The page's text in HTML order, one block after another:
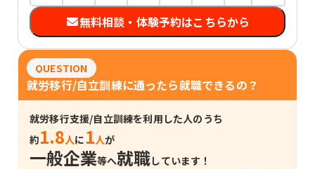
無料相談・体験予約はこちらから
QUESTION
就労移行/自立訓練に通ったら就職できるの？
就労移行支援/自立訓練を利用した人のうち
約1.8人に 1人が
一般企業等へ就職しています！